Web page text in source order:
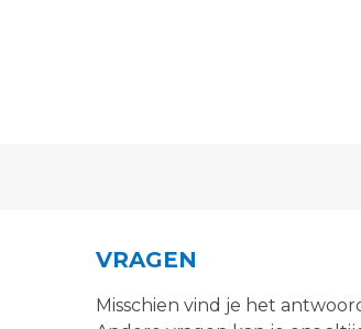
VRAGEN
Misschien vind je het